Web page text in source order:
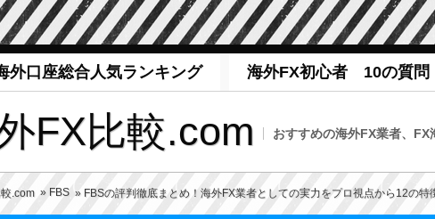
外口座総合人気ランキング 海外FX初心者 10の質問
FX比較.com おすすめの海外FX業者、FX
.com » FBS » FBSの評判徹底まとめ！海外FX業者としての実力をプロ視点から12の特